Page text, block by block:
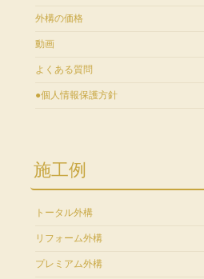
外構の価格
動画
よくある質問
●個人情報保護方針
施工例
トータル外構
リフォーム外構
プレミアム外構